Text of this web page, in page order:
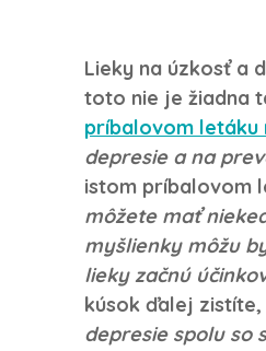
Lieky na úzkosť a
toto nie je žiadna
príbalovom
depresie a na
istom príbalovom
môžete mať
myšlienky môžu
lieky začnú
kúsok ďalej
depresie spolu so